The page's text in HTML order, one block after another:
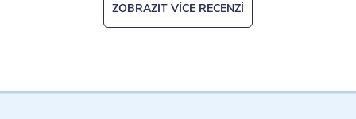
ZOBRAZIT VÍCE RECENZÍ